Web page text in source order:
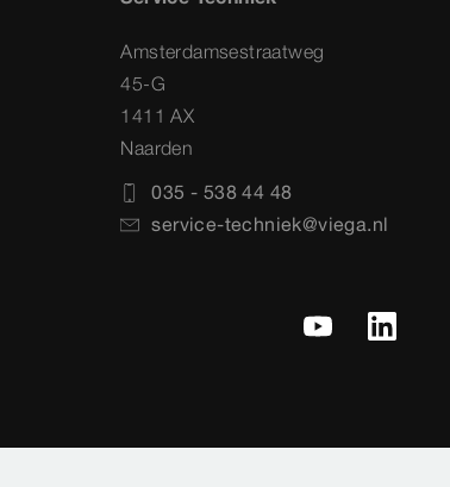
Amsterdamsestraatweg
45-G
1411 AX
Naarden
035 - 538 44 48
service-techniek@viega.nl